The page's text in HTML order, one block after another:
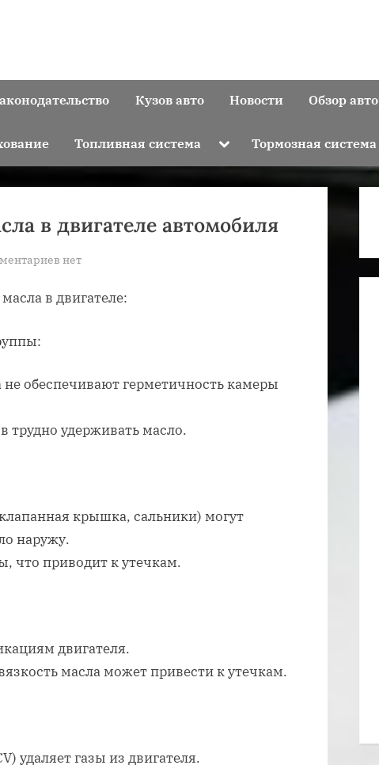
Кузов авто Новости Обзор авто
Топливная система Toggle
menu
Тормозная система
в двигателе автомобиля
к
Увеличился
нет
в двигателе:
обеспечивают герметичность камеры
удерживать масло.
крышка, сальники) могут
наружу.
что приводит к утечкам.
двигателя.
масла может привести к утечкам.
удаляет газы из двигателя.